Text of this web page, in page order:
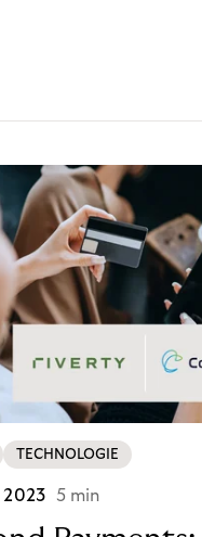
TECHNOLOGIE
2023 5 min